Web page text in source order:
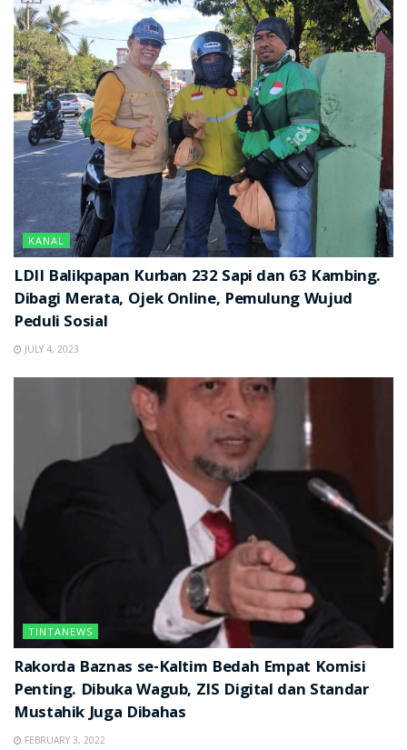
KANAL
LDII Balikpapan Kurban 232 Sapi dan 63 Kambing.
Dibagi Merata, Ojek Online, Pemulung Wujud
Peduli Sosial
JULY 4, 2023
TINTANEWS
Rakorda Baznas se-Kaltim Bedah Empat Komisi
Penting. Dibuka Wagub, ZIS Digital dan Standar
Mustahik Juga Dibahas
FEBRUARY 3, 2022